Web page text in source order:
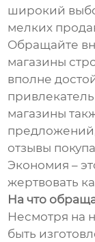
широкий
мелких
Обращайте
магазины
вполне
магазины
отзывы
Экономия –
жертвовать
На что
Несмотря на
быть